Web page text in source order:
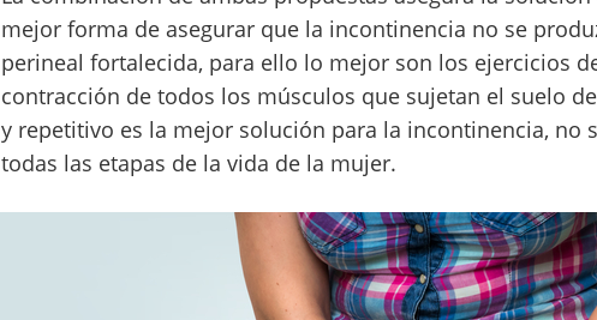
mejor forma de asegurar que la incontinencia no se
perineal fortalecida, para ello lo mejor son los ejercicios
contracción de todos los músculos que sujetan el suelo
y repetitivo es la mejor solución para la incontinencia, no
todas las etapas de la vida de la mujer.